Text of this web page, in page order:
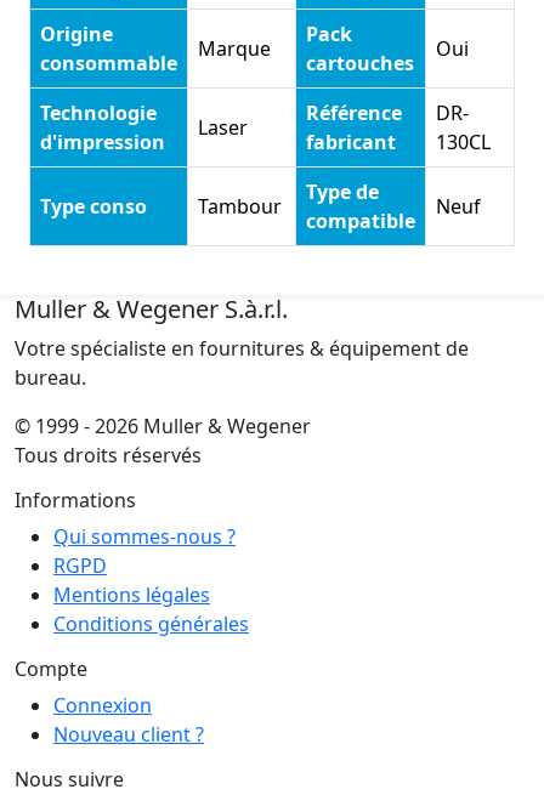
Origine
consommable
Marque
Pack
cartouches
Oui
Technologie
d'impression
Laser
Référence
fabricant
DR-
130CL
Type conso Tambour
Type de
compatible
Neuf
Muller & Wegener S.à.r.l.
Votre spécialiste en fournitures & équipement de
bureau.
© 1999 - 2026 Muller & Wegener
Tous droits réservés
Informations
Qui sommes-nous ?
RGPD
Mentions légales
Conditions générales
Compte
Connexion
Nouveau client ?
Nous suivre